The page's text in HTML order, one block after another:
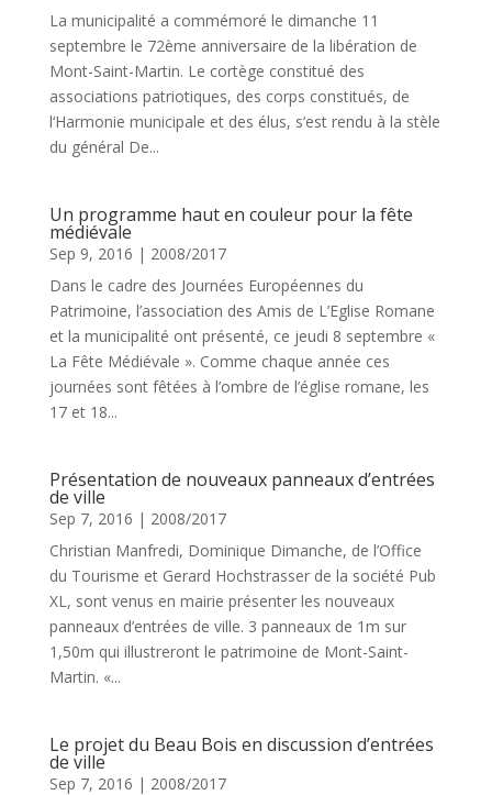
La municipalité a commémoré le dimanche 11
septembre le 72ème anniversaire de la libération de
Mont-Saint-Martin. Le cortège constitué des
associations patriotiques, des corps constitués, de
l‘Harmonie municipale et des élus, s‘est rendu à la stèle
du général De...
Un programme haut en couleur pour la fête
médiévale
Sep 9, 2016 | 2008/2017
Dans le cadre des Journées Européennes du
Patrimoine, l’association des Amis de L’Eglise Romane
et la municipalité ont présenté, ce jeudi 8 septembre «
La Fête Médiévale ». Comme chaque année ces
journées sont fêtées à l’ombre de l’église romane, les
17 et 18...
Présentation de nouveaux panneaux d’entrées
de ville
Sep 7, 2016 | 2008/2017
Christian Manfredi, Dominique Dimanche, de l’Office
du Tourisme et Gerard Hochstrasser de la société Pub
XL, sont venus en mairie présenter les nouveaux
panneaux d’entrées de ville. 3 panneaux de 1m sur
1,50m qui illustreront le patrimoine de Mont-Saint-
Martin. «...
Le projet du Beau Bois en discussion d’entrées
de ville
Sep 7, 2016 | 2008/2017